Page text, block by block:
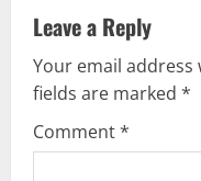
a
v
i
g
Leave a Reply
Your email
fields are marked *
Comment*